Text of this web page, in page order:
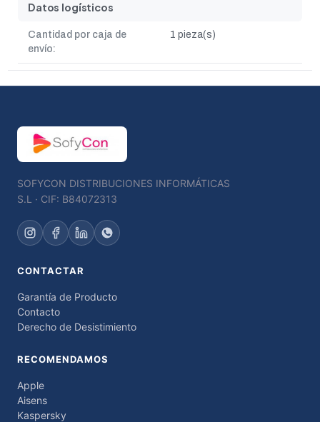
Datos logísticos
Cantidad por caja de
envío:
1 pieza(s)
SOFYCON DISTRIBUCIONES INFORMÁTICAS
S.L · CIF: B84072313
CONTACTAR
Garantía de Producto
Contacto
Derecho de Desistimiento
RECOMENDAMOS
Apple
Aisens
Kaspersky